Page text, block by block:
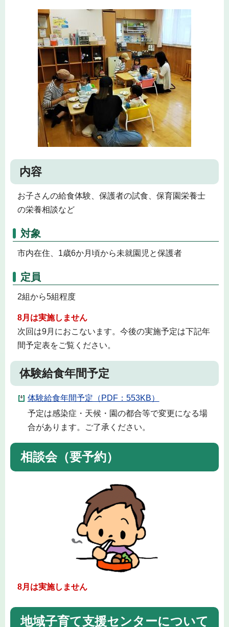
内容
お子さんの給食体験、保護者の試食、保育園栄養士
の栄養相談など
対象
市内在住、1歳6か月頃から未就園児と保護者
定員
2組から5組程度
8月は実施しません
次回は9月におこないます。今後の実施予定は下記年
間予定表をご覧ください。
体験給食年間予定
体験給食年間予定（PDF：553KB）
予定は感染症・天候・園の都合等で変更になる場
合があります。ご了承ください。
相談会（要予約）
8月は実施しません
地域子育て支援センターについて